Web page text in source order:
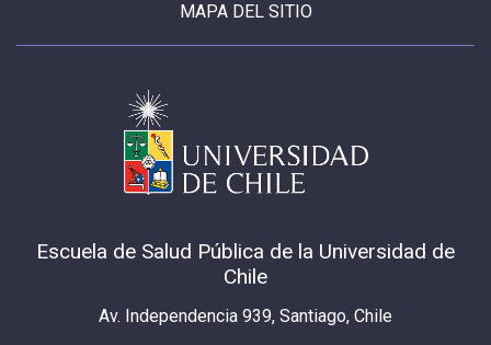
MAPA DEL SITIO
Escuela de Salud Pública de la Universidad de
Chile
Av. Independencia 939, Santiago, Chile